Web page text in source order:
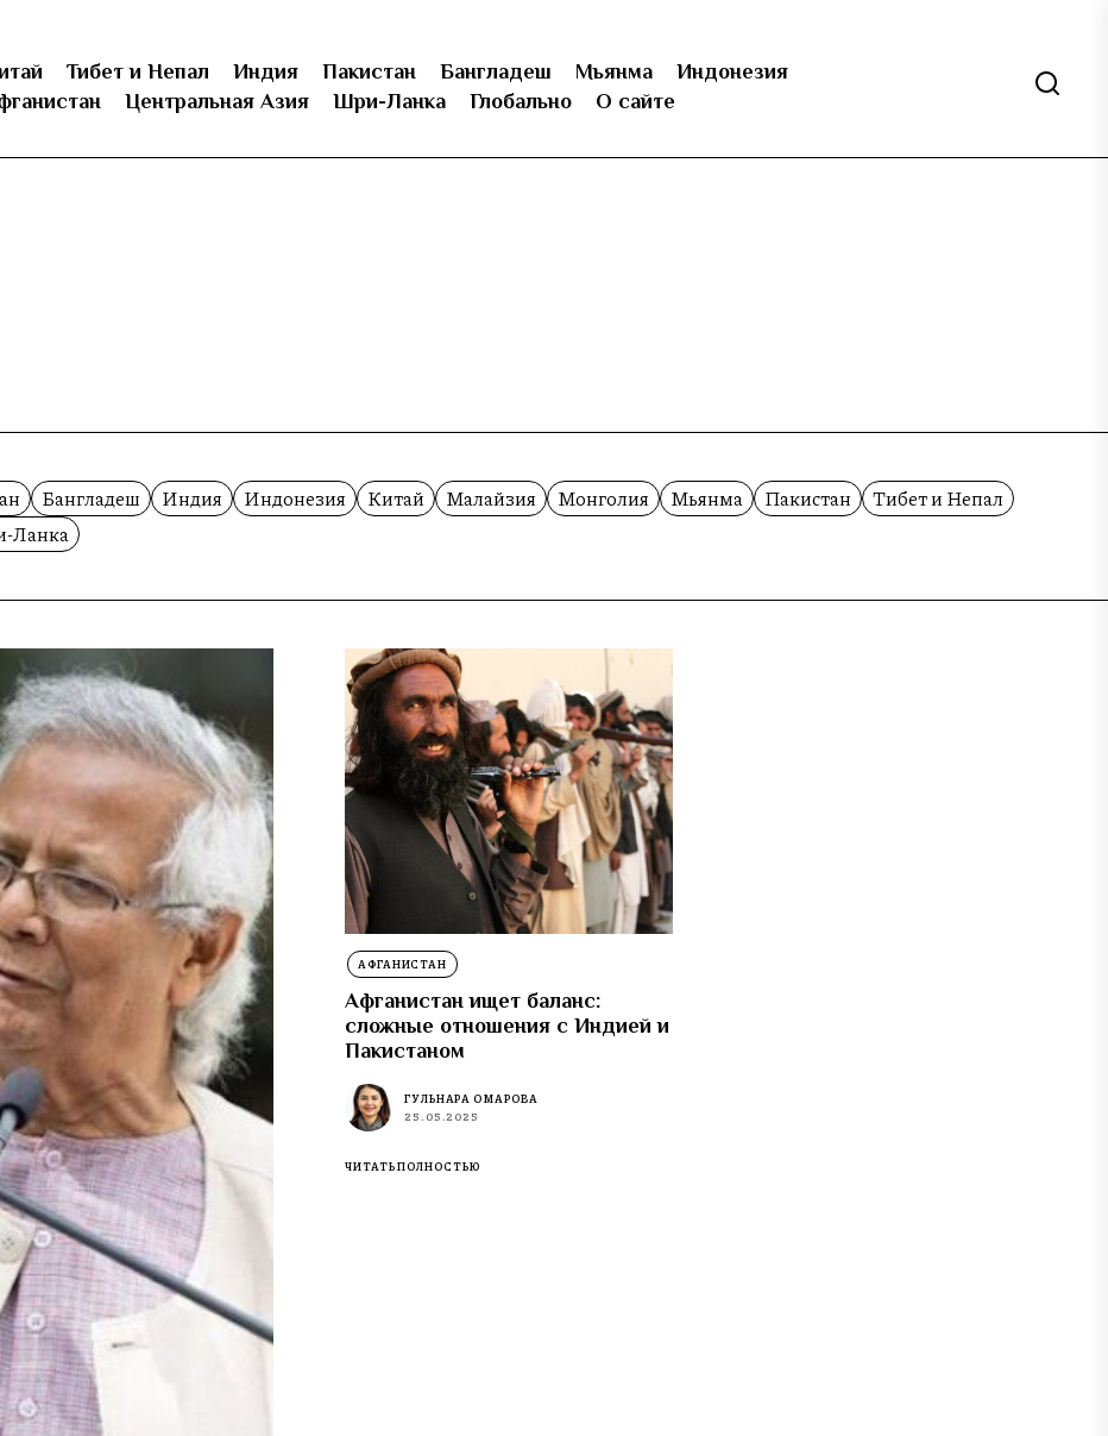
Тибет и Непал Индия Пакистан Бангладеш Мьянма
Индонезия
Центральная Азия Шри-Ланка Глобально О сайте
Бангладеш Индия Индонезия Китай Малайзия Монголия Мьянма Пакистан
Тибет и Непал
Ланка
АФГАНИСТАН
Афганистан ищет баланс:
сложные отношения с Индией и
Пакистаном
ГУЛЬНАРА ОМАРОВА
25.05.2025
ЧИТАТЬ ПОЛНОСТЬЮ